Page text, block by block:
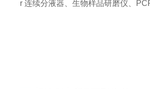
r 连续分液器、生物样品研磨仪、